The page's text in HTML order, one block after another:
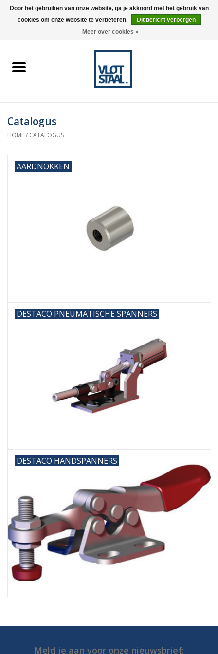
0 Artikelen - €0,00
spanners
Catalogus
HOME/ CATALOGUS
AARDNOKKEN
DESTACO PNEUMATISCHE SPANNERS
DESTACO HANDSPANNERS
Meld je aan voor onze nieuwsbrief:
Door het gebruiken van onze website, ga je akkoord met het gebruik van
cookies om onze website te verbeteren.
Dit bericht verbergen
Meer over cookies »